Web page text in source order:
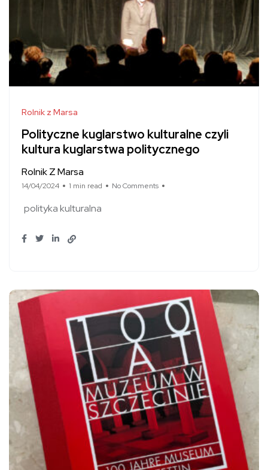
Rolnik z Marsa
Polityczne kuglarstwo kulturalne czyli
kultura kuglarstwa politycznego
Rolnik Z Marsa
14/04/2024 1 min read No Comments
polityka kulturalna